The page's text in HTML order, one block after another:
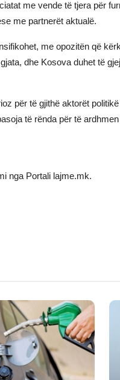
me vende të tjera për
me partnerët aktualë.
me opozitën që
dhe Kosova duhet të
për të gjithë aktorët
të rënda për të
nga Portali lajme.mk.